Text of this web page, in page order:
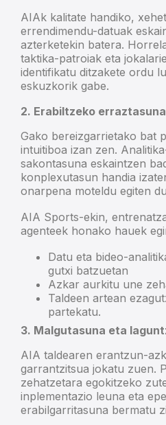
AIAk kalitate handiko,
errendimendu-datuak
azterketekin batera.
taktika-patroiak eta
identifikatu ditzakete ordu
eskuzkorik gabe.
2. Erabiltzeko erraztasuna
Gako bereizgarrietako bat
intuitiboa izan zen.
sakontasuna eskaintzen
konplexutasun handia
onarpena moteldu egiten
AIA Sports-ekin,
agenteek honako hauek
Datu eta bideo-
gutxi batzuetan
Azkar aurkitu une
Taldeen artean
partekatu.
3. Malgutasuna eta
AIA taldearen erantzun-
garrantzitsua jokatu zuen.
zehatzetara egokitzeko
inplementazio leuna eta
erabilgarritasuna bermatu